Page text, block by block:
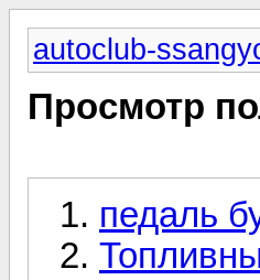
autoclub-
Просмотр
педаль